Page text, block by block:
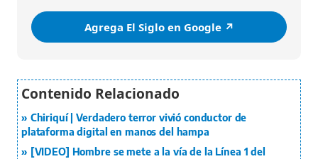
Agrega El Siglo en Google ↗️
Chiriquí | Verdadero terror vivió conductor de
plataforma digital en manos del hampa
[VIDEO] Hombre se mete a la vía de la Línea 1 del